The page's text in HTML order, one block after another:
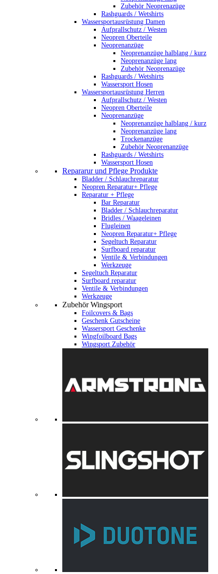
Zubehör Neoprenazüge
Rashguards / Wetshirts
Wassersportausrüstung Damen
Aufprallschutz / Westen
Neopren Oberteile
Neoprenanzüge
Neoprenanzüge halblang / kurz
Neoprenanzüge lang
Zubehör Neoprenazüge
Rashguards / Wetshirts
Wassersport Hosen
Wassersportausrüstung Herren
Aufprallschutz / Westen
Neopren Oberteile
Neoprenanzüge
Neoprenanzüge halblang / kurz
Neoprenanzüge lang
Trockenanzüge
Zubehör Neoprenanzüge
Rashguards / Wetshirts
Wassersport Hosen
Repararur und Pflege Produkte
Bladder / Schlauchreparatur
Neopren Reparatur+ Pflege
Reparatur + Pflege
Bar Reparatur
Bladder / Schlauchreparatur
Bridles / Waageleinen
Flugleinen
Neopren Reparatur+ Pflege
Segeltuch Reparatur
Surfboard reparatur
Ventile & Verbindungen
Werkzeuge
Segeltuch Reparatur
Surfboard reparatur
Ventile & Verbindungen
Werkzeuge
Zubehör Wingsport
Foilcovers & Bags
Geschenk Gutscheine
Wassersport Geschenke
Wingfoilboard Bags
Wingsport Zubehör